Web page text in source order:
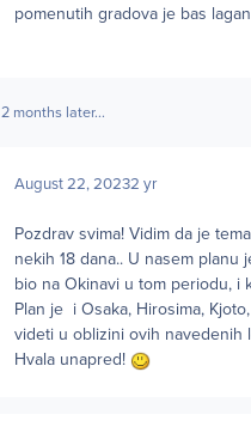
pomenutih gradova je bas
2 months later...
August 22, 20232 yr
Pozdrav svima! Vidim da je
nekih 18 dana.. U nasem
bio na Okinavi u tom periodu, i
Plan je i Osaka, Hirosima,
videti u oblizini ovih navedenih
Hvala unapred!